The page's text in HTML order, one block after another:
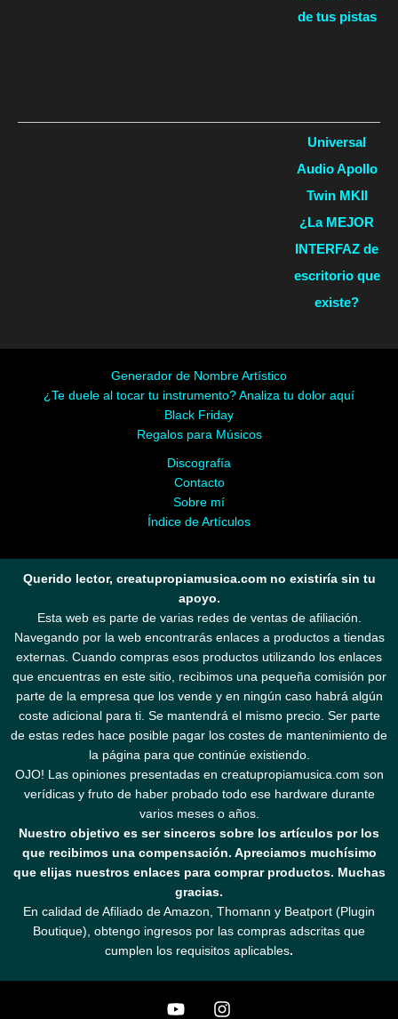
de tus pistas
Universal
Audio Apollo
Twin MKII
¿La MEJOR
INTERFAZ de
escritorio que
existe?
Generador de Nombre Artístico
¿Te duele al tocar tu instrumento? Analiza tu dolor aquí
Black Friday
Regalos para Músicos
Discografía
Contacto
Sobre mí
Índice de Artículos
Querido lector, creatupropiamusica.com no existiría sin tu
apoyo.
Esta web es parte de varias redes de ventas de afiliación.
Navegando por la web encontrarás enlaces a productos a tiendas
externas. Cuando compras esos productos utilizando los enlaces
que encuentras en este sitio, recibimos una pequeña comisión por
parte de la empresa que los vende y en ningún caso habrá algún
coste adicional para ti. Se mantendrá el mismo precio. Ser parte
de estas redes hace posible pagar los costes de mantenimiento de
la página para que continúe existiendo.
OJO! Las opiniones presentadas en creatupropiamusica.com son
verídicas y fruto de haber probado todo ese hardware durante
varios meses o años.
Nuestro objetivo es ser sinceros sobre los artículos por los
que recibimos una compensación. Apreciamos muchísimo
que elijas nuestros enlaces para comprar productos. Muchas
gracias.
En calidad de Afiliado de Amazon, Thomann y Beatport (Plugin
Boutique), obtengo ingresos por las compras adscritas que
cumplen los requisitos aplicables.